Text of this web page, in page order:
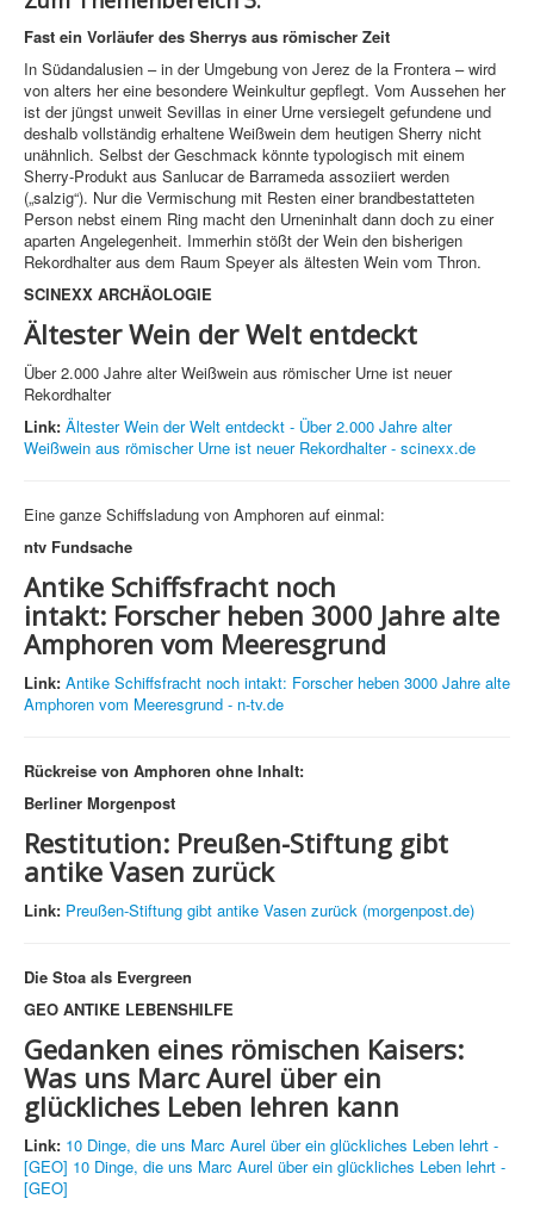
Fast ein Vorläufer des Sherrys aus römischer Zeit
In Südandalusien – in der Umgebung von Jerez de la Frontera – wird
von alters her eine besondere Weinkultur gepflegt. Vom Aussehen her
ist der jüngst unweit Sevillas in einer Urne versiegelt gefundene und
deshalb vollständig erhaltene Weißwein dem heutigen Sherry nicht
unähnlich. Selbst der Geschmack könnte typologisch mit einem
Sherry-Produkt aus Sanlucar de Barrameda assoziiert werden
(„salzig“). Nur die Vermischung mit Resten einer brandbestatteten
Person nebst einem Ring macht den Urneninhalt dann doch zu einer
aparten Angelegenheit. Immerhin stößt der Wein den bisherigen
Rekordhalter aus dem Raum Speyer als ältesten Wein vom Thron.
SCINEXX ARCHÄOLOGIE
Ältester Wein der Welt entdeckt
Über 2.000 Jahre alter Weißwein aus römischer Urne ist neuer
Rekordhalter
Link: Ältester Wein der Welt entdeckt - Über 2.000 Jahre alter
Weißwein aus römischer Urne ist neuer Rekordhalter - scinexx.de
Eine ganze Schiffsladung von Amphoren auf einmal:
ntv Fundsache
Antike Schiffsfracht noch
intakt: Forscher heben 3000 Jahre alte
Amphoren vom Meeresgrund
Link: Antike Schiffsfracht noch intakt: Forscher heben 3000 Jahre alte
Amphoren vom Meeresgrund - n-tv.de
Rückreise von Amphoren ohne Inhalt:
Berliner Morgenpost
Restitution: Preußen-Stiftung gibt
antike Vasen zurück
Link: Preußen-Stiftung gibt antike Vasen zurück (morgenpost.de)
Die Stoa als Evergreen
GEO ANTIKE LEBENSHILFE
Gedanken eines römischen Kaisers:
Was uns Marc Aurel über ein
glückliches Leben lehren kann
Link: 10 Dinge, die uns Marc Aurel über ein glückliches Leben lehrt -
[GEO] 10 Dinge, die uns Marc Aurel über ein glückliches Leben lehrt -
[GEO]